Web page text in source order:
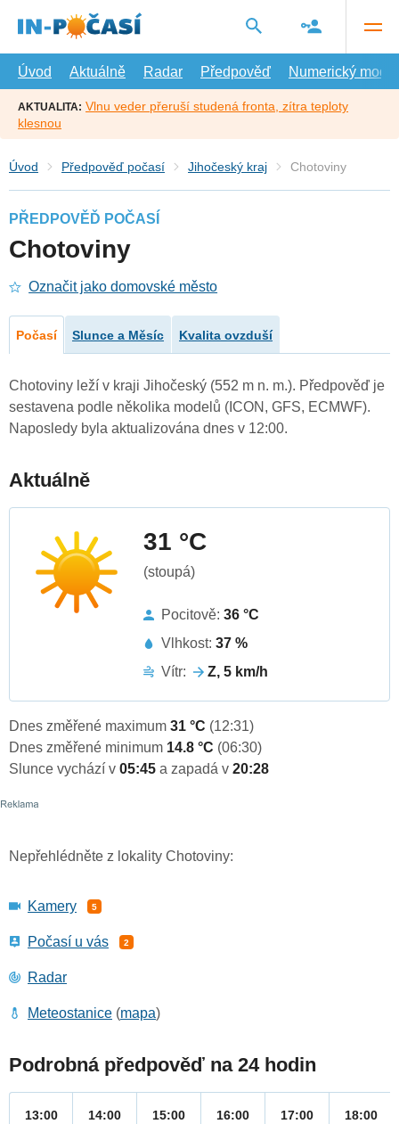
hlavní
Úvod
Aktuálně Radar Předpověď Numerický model
AKTUALITA: Vlnu veder přeruší studená fronta, zítra teploty
klesnou
Úvod Předpověď počasí Jihočeský kraj Chotoviny
PŘEDPOVĚĎ POČASÍ
Chotoviny
Označit jako domovské město
Počasí Slunce a Měsíc Kvalita ovzduší
Chotoviny leží v kraji Jihočeský (552 m n. m.). Předpověď je
sestavena podle několika modelů (ICON, GFS, ECMWF).
Naposledy byla aktualizována dnes v 12:00.
Aktuálně
31 °C
(stoupá)
Pocitově: 36 °C
Vlhkost: 37 %
Vítr:
Z, 5 km/h
Dnes změřené maximum 31 °C (12:31)
Dnes změřené minimum 14.8 °C (06:30)
Slunce vychází v 05:45 a zapadá v 20:28
Nepřehlédněte z lokality Chotoviny:
Kamery 5
Počasí u vás 2
Radar
Meteostanice (mapa)
Podrobná předpověď na 24 hodin
13:00 14:00 15:00 16:00 17:00 18:00